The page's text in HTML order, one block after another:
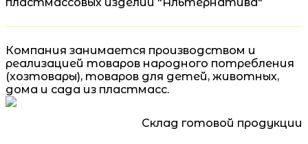
Компания занимается производством и
реализацией товаров народного потребления
(хозтовары), товаров для детей, животных,
дома и сада из пластмасс.
Склад готовой продукции